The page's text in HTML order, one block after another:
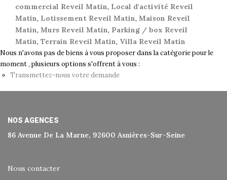
Nos Agences
Historique
Nos Valeurs
Nous Rejoindre
Nos Actualités
Extranet Syndic Et Gestion Locative
commercial Reveil Matin, Local d'activité Reveil
Matin, Lotissement Reveil Matin, Maison Reveil
Matin, Murs Reveil Matin, Parking / box Reveil
Matin, Terrain Reveil Matin, Villa Reveil Matin
Nous n'avons pas de biens à vous proposer dans la catégorie pour le
moment , plusieurs options s'offrent à vous :
Transmettez-nous votre demande
NOS AGENCES
86 Avenue De La Marne, 92600 Asnières-Sur-Seine
Nous contacter